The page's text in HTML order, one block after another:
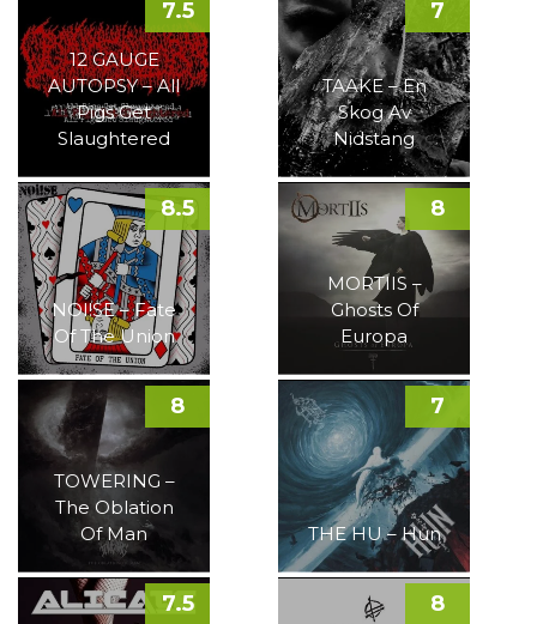
12 GAUGE
AUTOPSY – All
Pigs Get
Slaughtered
7.5
TAAKE – En
Skog Av
Nidstang
7
NOI!SE – Fate
Of The Union
8.5
MORTIIS –
Ghosts Of
Europa
8
TOWERING –
The Oblation
Of Man
8
THE HU – Hun
7
7.5 8